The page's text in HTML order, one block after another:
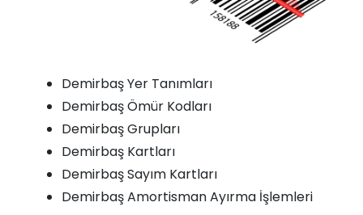
Demirbaş Yer Tanımları
Demirbaş Ömür Kodları
Demirbaş Grupları
Demirbaş Kartları
Demirbaş Sayım Kartları
Demirbaş Amortisman Ayırma İşlemleri